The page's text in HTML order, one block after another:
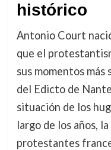
histórico
Antonio Court
que el
sus momentos más
del Edicto de
situación de los
largo de los años,
protestantes